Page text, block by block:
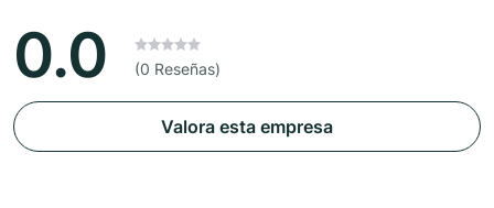
0.0 (0 Reseñas)
Valora esta empresa